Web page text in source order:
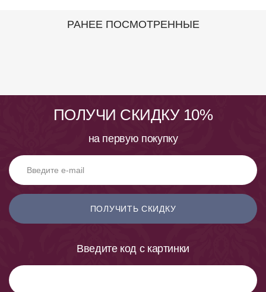
РАНЕЕ ПОСМОТРЕННЫЕ
ПОЛУЧИ СКИДКУ 10%
на первую покупку
ПОЛУЧИТЬ СКИДКУ
Введите код с картинки